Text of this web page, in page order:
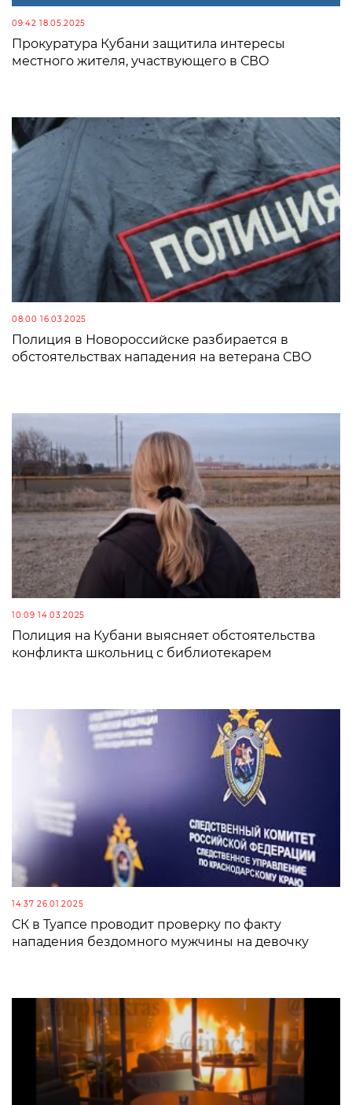
09:42 18.05.2025
Прокуратура Кубани защитила интересы
местного жителя, участвующего в СВО
08:00 16.03.2025
Полиция в Новороссийске разбирается в
обстоятельствах нападения на ветерана СВО
10:09 14.03.2025
Полиция на Кубани выясняет обстоятельства
конфликта школьниц с библиотекарем
14:37 26.01.2025
СК в Туапсе проводит проверку по факту
нападения бездомного мужчины на девочку